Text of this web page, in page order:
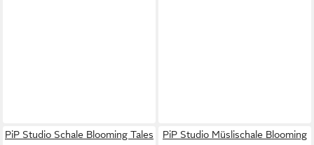
PiP Studio Schale Blooming Tales
PiP Studio Müslischale Blooming